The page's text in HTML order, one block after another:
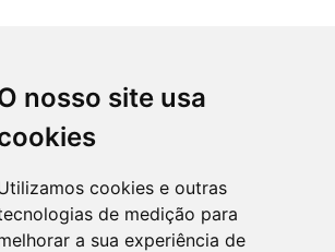
nosso site usa
cookies e outras
de medição para
a sua experiência de
CIDADE DE
Carapicuíba